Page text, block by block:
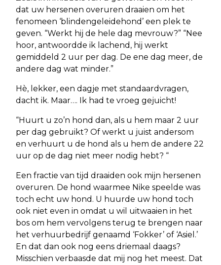
dat uw hersenen overuren draaien om het
fenomeen ‘blindengeleidehond’ een plek te
geven. “Werkt hij de hele dag mevrouw?” “Nee
hoor, antwoordde ik lachend, hij werkt
gemiddeld 2 uur per dag. De ene dag meer, de
andere dag wat minder.”
Hè, lekker, een dagje met standaardvragen,
dacht ik. Maar…. Ik had te vroeg gejuicht!
“Huurt u zo’n hond dan, als u hem maar 2 uur
per dag gebruikt? Of werkt u juist andersom
en verhuurt u de hond als u hem de andere 22
uur op de dag niet meer nodig hebt? “
Een fractie van tijd draaiden ook mijn hersenen
overuren. De hond waarmee Nike speelde was
toch echt uw hond. U huurde uw hond toch
ook niet even in omdat u wil uitwaaien in het
bos om hem vervolgens terug te brengen naar
het verhuurbedrijf genaamd ‘Fokker’ of ‘Asiel.’
En dat dan ook nog eens driemaal daags?
Misschien verbaasde dat mij nog het meest. Dat